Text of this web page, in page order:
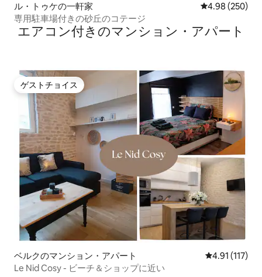
ル・トゥケの一軒家 レビュー250
4.98 (250)
専用駐車場付きの砂丘のコテージ
エアコン付きのマンション・アパート
ゲストチョイス
ゲストチョイス
ベルクのマンション・アパート レビュー117
4.91 (117)
Le Nid Cosy - ビーチ＆ショップに近い